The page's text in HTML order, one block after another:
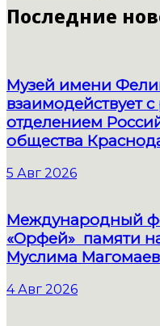
Последние
Музей имени
взаимодействует
отделением
общества
5 Авг 2026
Международный
«Орфей» памяти
Муслима
4 Авг 2026